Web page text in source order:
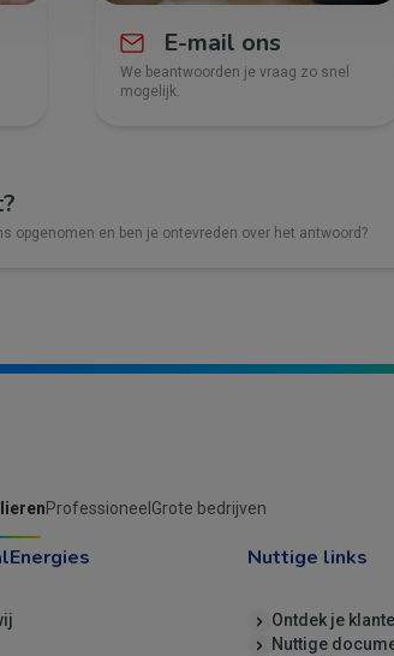
E-mail ons
We beantwoorden je vraag zo snel
mogelijk.
opgenomen en ben je ontevreden over het antwoord?
Professioneel Grote bedrijven
Nuttige links
Ontdek je
Nuttige